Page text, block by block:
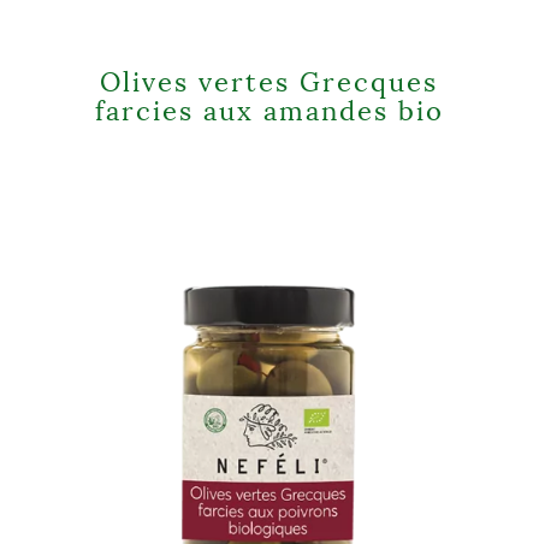
Olives vertes Grecques
farcies aux amandes bio